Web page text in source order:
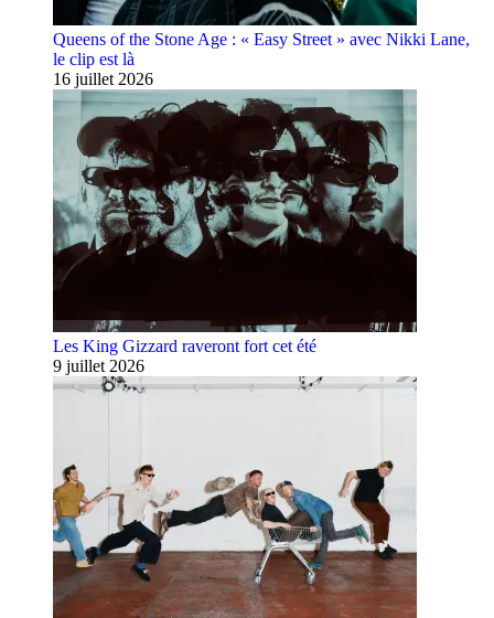
Queens of the Stone Age : « Easy Street » avec Nikki Lane,
le clip est là
16 juillet 2026
Les King Gizzard raveront fort cet été
9 juillet 2026